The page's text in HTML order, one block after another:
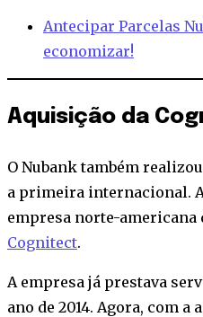
Antecipar Parcelas
economizar!
Aquisição da
O Nubank também
a primeira internacional.
empresa norte-americana
Cognitect.
A empresa já prestava
ano de 2014. Agora, com